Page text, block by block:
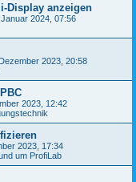
Display anzeigen
2024, 07:56
2023, 20:58
2023, 12:42
2023, 17:34
um ProfiLab